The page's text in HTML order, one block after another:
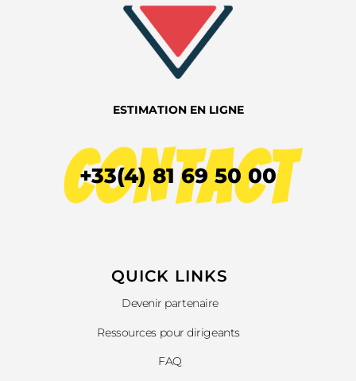
ESTIMATION EN LIGNE
+33(4) 81 69 50 00
CONTACT
QUICK LINKS​
Devenir partenaire
Ressources pour dirigeants
FAQ